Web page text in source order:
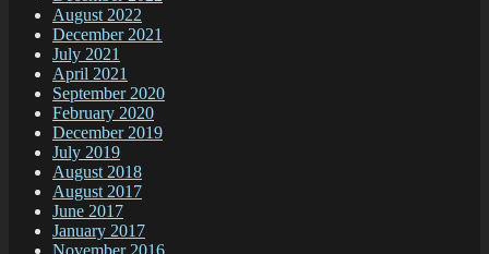
August 2022
December 2021
July 2021
April 2021
September 2020
February 2020
December 2019
July 2019
August 2018
August 2017
June 2017
January 2017